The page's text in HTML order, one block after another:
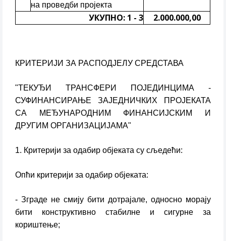
на проведби пројекта
УКУПНО: 1 - 3 2.000.000,00
КРИТЕРИЈИ ЗА РАСПОДЈЕЛУ СРЕДСТАВА
"ТЕКУЂИ ТРАНСФЕРИ ПОЈЕДИНЦИМА -
СУФИНАНСИРАЊЕ ЗАЈЕДНИЧКИХ ПРОЈЕКАТА
СА МЕЂУНАРОДНИМ ФИНАНСИЈСКИМ И
ДРУГИМ ОРГАНИЗАЦИЈАМА"
1. Критерији за одабир објеката су сљедећи:
Опћи критерији за одабир објеката:
- Зграде не смију бити дотрајале, односно морају
бити конструктивно стабилне и сигурне за
кориштење;